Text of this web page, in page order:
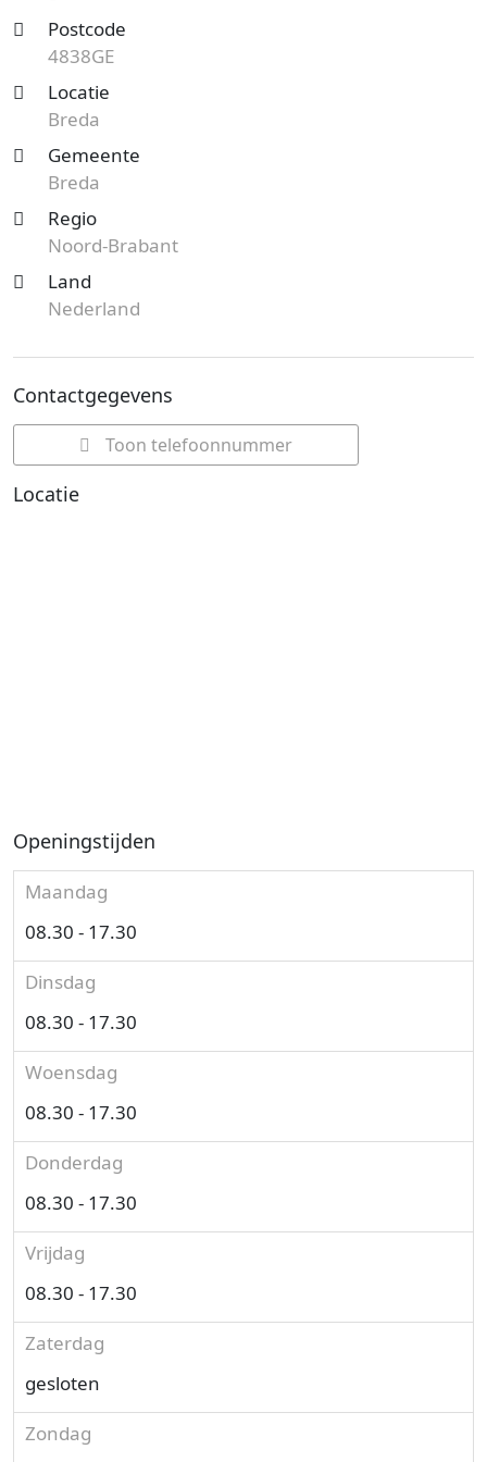
Postcode
4838GE
Locatie
Breda
Gemeente
Breda
Regio
Noord-Brabant
Land
Nederland
Contactgegevens
Toon telefoonnummer
Locatie
Openingstijden
Maandag
08.30 - 17.30
Dinsdag
08.30 - 17.30
Woensdag
08.30 - 17.30
Donderdag
08.30 - 17.30
Vrijdag
08.30 - 17.30
Zaterdag
gesloten
Zondag